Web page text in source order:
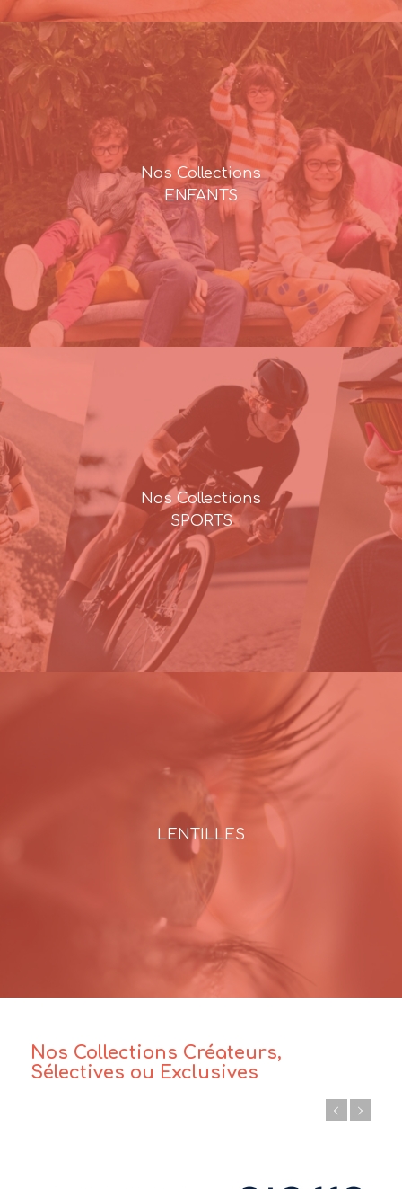
Nos Collections
ENFANTS
Nos Collections
SPORTS
LENTILLES
Nos Collections Créateurs,
Sélectives ou Exclusives